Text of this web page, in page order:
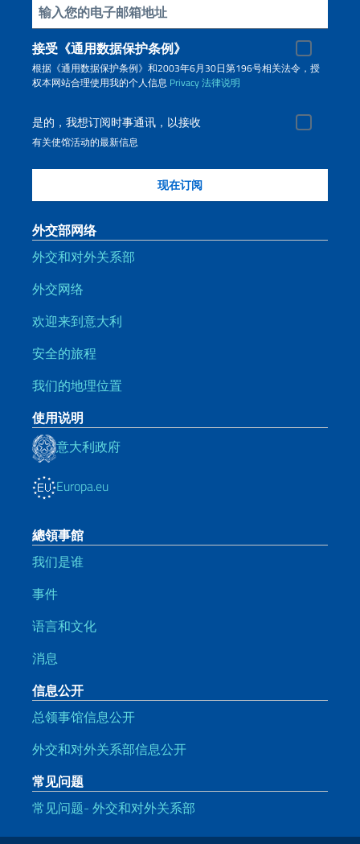
插入你的電子郵件
接受《通用数据保护条例》
根据《通用数据保护条例》和2003年6月30日第196号相关法令，授
权本网站合理使用我的个人信息 Privacy法律说明
是的，我想订阅时事通讯，以接收
有关使馆活动的最新信息
外交部网络
外交和对外关系部
外交网络
欢迎来到意大利
安全的旅程
我们的地理位置
使用说明
意大利政府
Europa.eu
總領事館
我们是谁
事件
语言和文化
消息
信息公开
总领事馆信息公开
外交和对外关系部信息公开
常见问题
常见问题- 外交和对外关系部